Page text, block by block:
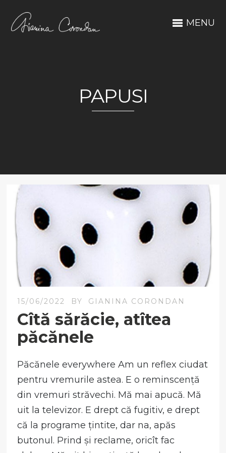
MENU
PAPUSI
15/06/2022 BY GIANINA CORONDAN
Cîtă sărăcie, atîtea
păcănele
Păcănele everywhere Am un reflex ciudat
pentru vremurile astea. E o reminscență
din vremuri străvechi. Mă mai apucă. Mă
uit la televizor. E drept că fugitiv, e drept
că la programe țintite, dar na, apăs
butonul. Prind și reclame, oricît fac